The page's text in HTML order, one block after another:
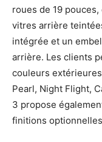
roues de 19
vitres arrière
intégrée et un
arrière. Les clients
couleurs
Pearl, Night Flight,
3 propose
finitions